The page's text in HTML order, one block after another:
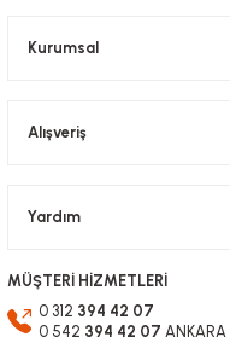
Kurumsal
Alışveriş
Yardım
MÜŞTERİ HİZMETLERİ
0 312 394 42 07
0 542 394 42 07 ANKARA